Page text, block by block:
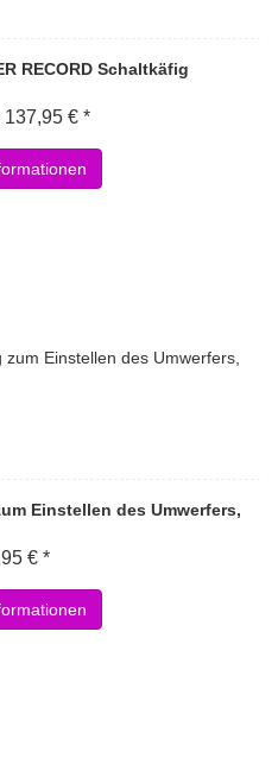
RECORD Schaltkäfig
137,95 € *
Einstellen des Umwerfers,
€ *